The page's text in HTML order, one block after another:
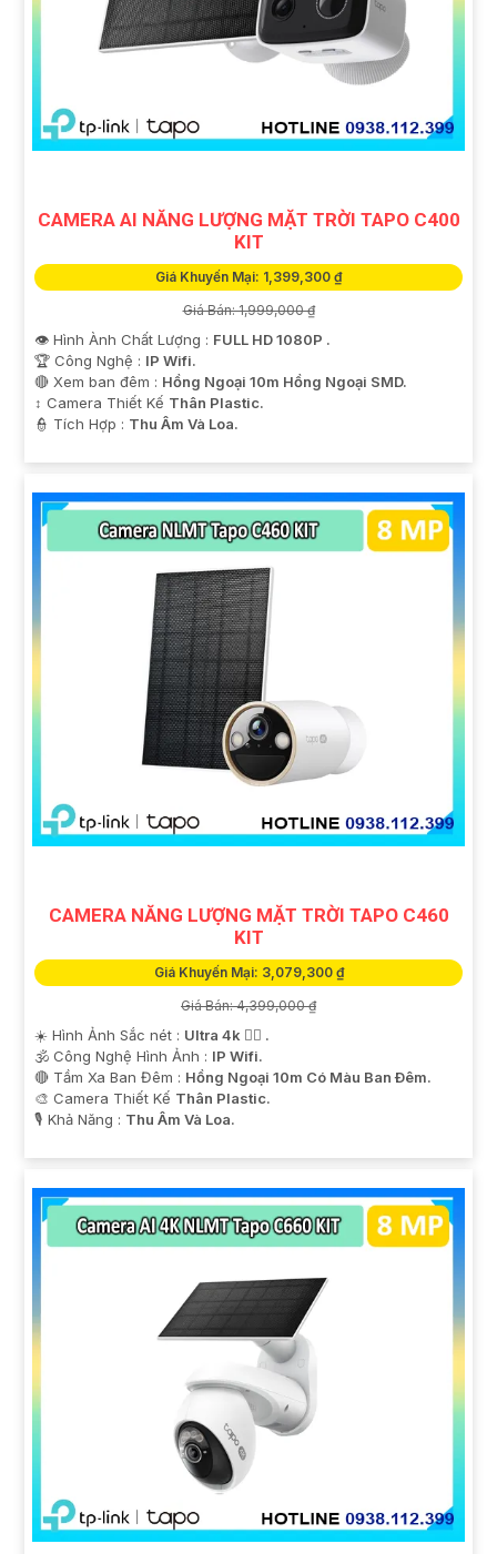
CAMERA AI NĂNG LƯỢNG MẶT TRỜI TAPO C400
KIT
Giá Khuyến Mại: 1,399,300 ₫
Giá Bán: 1,999,000 ₫
👁 Hình Ành Chất Lượng : FULL HD 1080P .
🏆 Công Nghệ : IP Wifi.
🔴 Xem ban đêm : Hồng Ngoại 10m Hồng Ngoại SMD.
↕️ Camera Thiết Kế Thân Plastic.
️👮 Tích Hợp : Thu Âm Và Loa.
CAMERA NĂNG LƯỢNG MẶT TRỜI TAPO C460
KIT
Giá Khuyến Mại: 3,079,300 ₫
Giá Bán: 4,399,000 ₫
☀️ Hình Ảnh Sắc nét : Ultra 4k 👍🏾 .
🕉️ Công Nghệ Hình Ảnh : IP Wifi.
🔴 Tầm Xa Ban Đêm : Hồng Ngoại 10m Có Màu Ban Ðêm.
🎨 Camera Thiết Kế Thân Plastic.
️🎙 Khả Năng : Thu Âm Và Loa.